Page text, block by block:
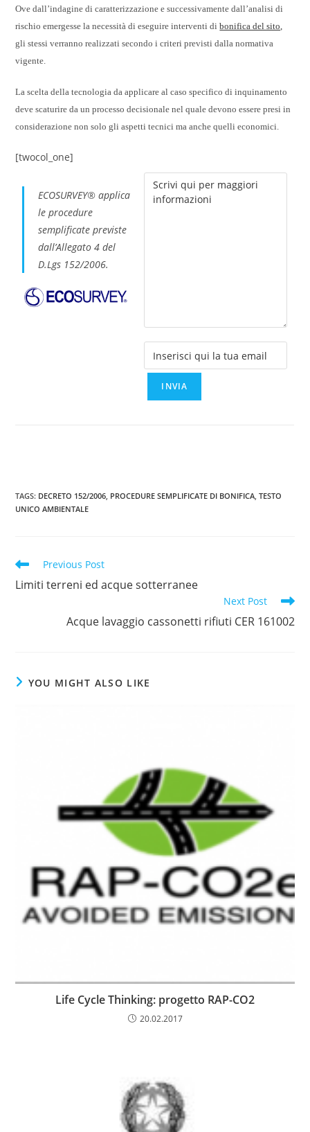
Ove dall’indagine di caratterizzazione e successivamente dall’analisi di
rischio emergesse la necessità di eseguire interventi dibonifica del sito,
gli stessi verranno realizzati secondo i criteri previsti dalla normativa
vigente.
La scelta della tecnologia da applicare al caso specifico di inquinamento
deve scaturire da un processo decisionale nel quale devono essere presi in
considerazione non solo gli aspetti tecnici ma anche quelli economici.
[twocol_one]
ECOSURVEY® applica
le procedure
semplificate previste
dall’Allegato 4 del
D.Lgs 152/2006.
TAGS: DECRETO 152/2006 PROCEDURE SEMPLIFICATE DI BONIFICA TESTO
UNICO AMBIENTALE
Read
articles
Previous Post
Limiti terreni ed acque sotterranee
Next Post
Acque lavaggio cassonetti rifiuti CER 161002
YOU MIGHT ALSO LIKE
Life Cycle Thinking: progetto RAP-CO2
20.02.2017